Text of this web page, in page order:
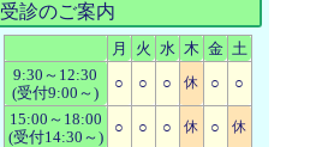
受診のご案内
月 火 水 木 金 土
9:30～12:30
(受付9:00～)
○ ○ ○ 休 ○
○
15:00～18:00
(受付14:30～)
○ ○ ○ 休 ○ 休